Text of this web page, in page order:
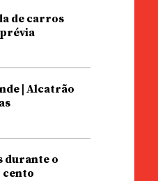
de carros
| Alcatrão
durante o
cento